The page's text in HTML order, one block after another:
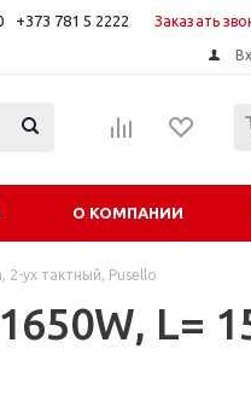
+373 781 5 2222 Заказать
О КОМПАНИИ
ух тактный, Pusello
L=